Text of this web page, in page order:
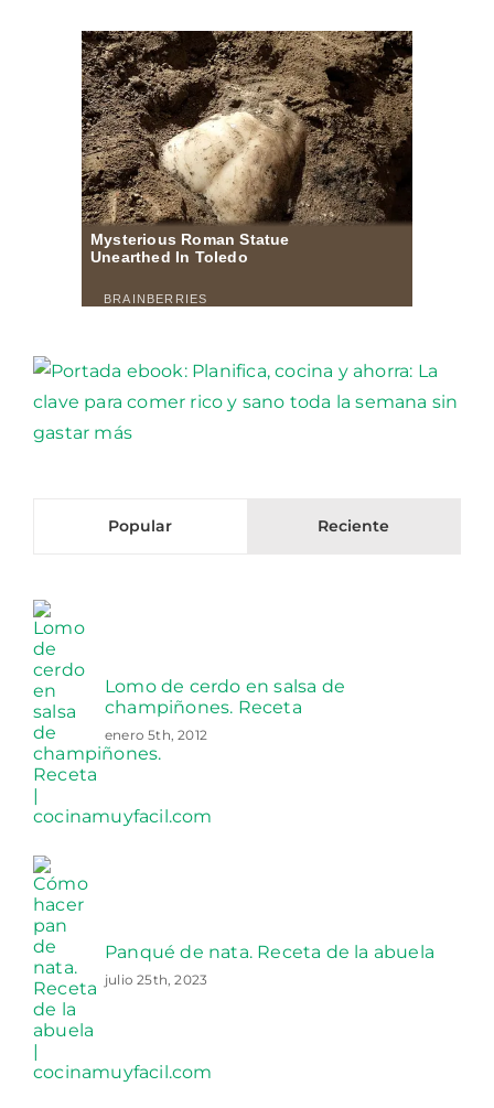
Popular Reciente
Lomo de cerdo en salsa de
champiñones. Receta
enero 5th, 2012
Panqué de nata. Receta de la abuela
julio 25th, 2023